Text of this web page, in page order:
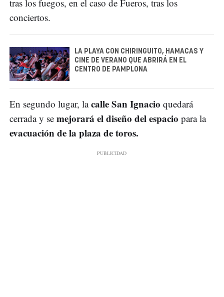
tras los fuegos, en el caso de Fueros, tras los
conciertos.
LA PLAYA CON CHIRINGUITO, HAMACAS Y
CINE DE VERANO QUE ABRIRÁ EN EL
CENTRO DE PAMPLONA
En segundo lugar, lacalle San Ignacio quedará
cerrada y se mejorará el diseño del espacio para la
evacuación de la plaza de toros.